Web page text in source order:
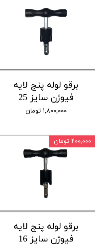
برقو لوله پنج لایه
فیوژن سایز 25
۱,۸۰۰,۰۰۰ تومان
برقو لوله پنج لایه
فیوژن سایز 16
۲۰۰,۰۰۰ تومان